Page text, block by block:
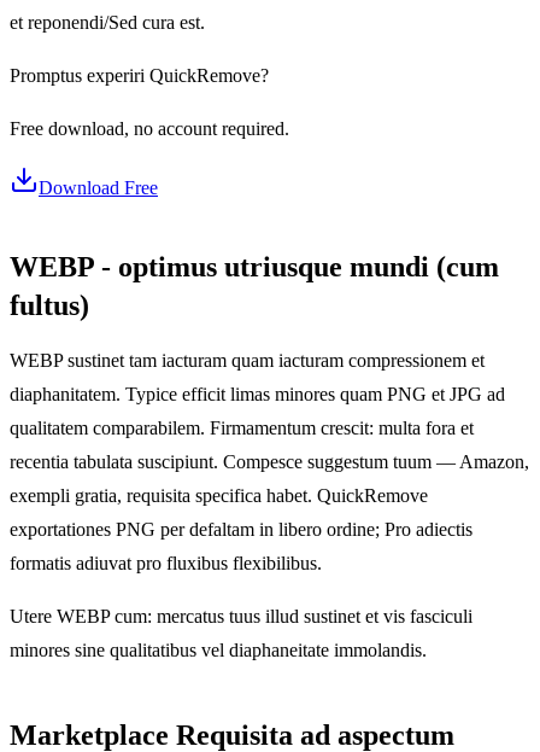
et reponendi/Sed cura est.
Promptus experiri QuickRemove?
Free download, no account required.
Download Free
WEBP - optimus utriusque mundi (cum
fultus)
WEBP sustinet tam iacturam quam iacturam compressionem et
diaphanitatem. Typice efficit limas minores quam PNG et JPG ad
qualitatem comparabilem. Firmamentum crescit: multa fora et
recentia tabulata suscipiunt. Compesce suggestum tuum — Amazon,
exempli gratia, requisita specifica habet. QuickRemove
exportationes PNG per defaltam in libero ordine; Pro adiectis
formatis adiuvat pro fluxibus flexibilibus.
Utere WEBP cum: mercatus tuus illud sustinet et vis fasciculi
minores sine qualitatibus vel diaphaneitate immolandis.
Marketplace Requisita ad aspectum